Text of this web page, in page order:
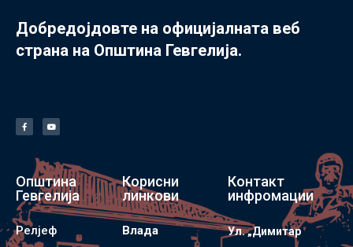
Добредојдовте на официјалната веб
страна на Општина Гевгелија.
Општина
Гевгелија
Релјеф
Корисни
линкови
Влада
Контакт
инфромации
Ул. „Димитар